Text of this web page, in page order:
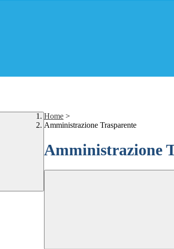
Home >
Amministrazione Trasparente
Amministrazione